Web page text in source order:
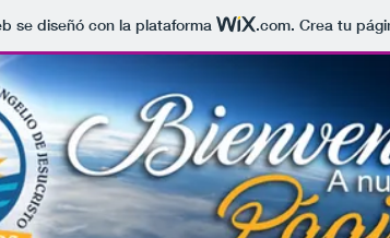
se diseñó con la plataforma .com. Crea tu